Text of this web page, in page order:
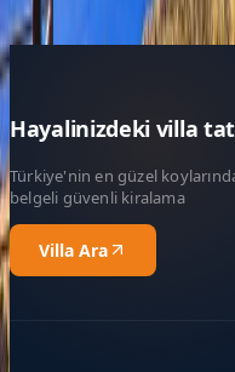
Rezerve Et
Hayalinizdeki villa
Türkiye'nin en güzel
belgeli güvenli kiralama
Villa Ara